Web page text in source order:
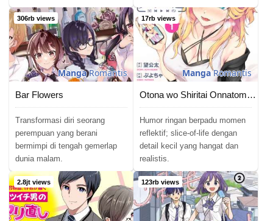
Chapter 95 02/06/2026
Chapter 94 02/06/2026
Chapter 93 02/06/2026
Chapter 92 02/06/2026
Chapter 91 02/06/2026
Chapter 90 02/06/2026
Chapter 89 02/06/2026
Chapter 88 02/06/2026
306rb views
MangaRomantis
Bar Flowers
Transformasi diri seorang
perempuan yang berani
bermimpi di tengah gemerlap
dunia malam.
17rb views
MangaRomantis
Otona wo Shiritai Onnatomodachi
Humor ringan berpadu momen
reflektif; slice-of-life dengan
detail kecil yang hangat dan
realistis.
2.8jt views 123rb views